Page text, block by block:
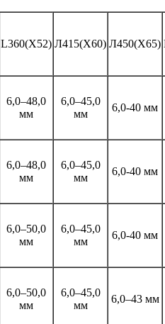
L360(X52) Л415(Х60) Л450(Х65)
6,0–48,0
мм
6,0–45,0
мм
6,0-40 мм
6,0–48,0
мм
6,0–45,0
мм
6,0-40 мм
6,0–50,0
мм
6,0–45,0
мм
6,0-40 мм
6,0–50,0
мм
6,0–45,0
мм
6,0–43 мм